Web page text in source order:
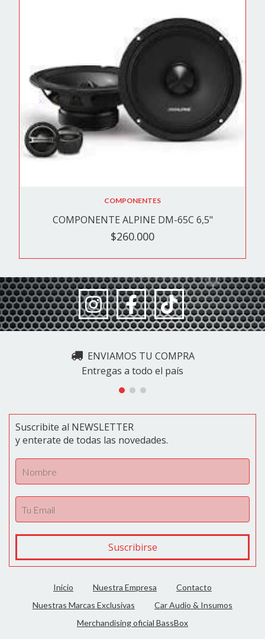
COMPONENTES
COMPONENTE ALPINE DM-65C 6,5"
$260.000
ENVIAMOS TU COMPRA
Entregas a todo el país
Suscribite al NEWSLETTER
y enterate de todas las novedades.
Inicio Nuestra Empresa
Contacto
Nuestras Marcas Exclusivas
Car Audio & Insumos
Merchandising oficial BassBox